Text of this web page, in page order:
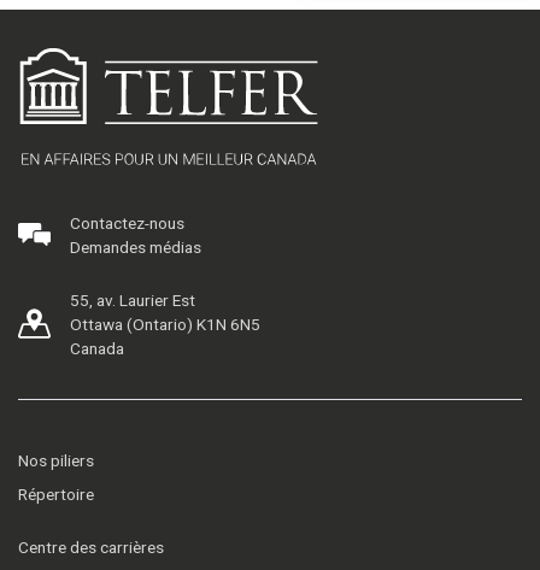
Contactez-nous
Demandes médias
55, av. Laurier Est
Ottawa (Ontario) K1N 6N5
Canada
Nos piliers
Répertoire
Centre des carrières